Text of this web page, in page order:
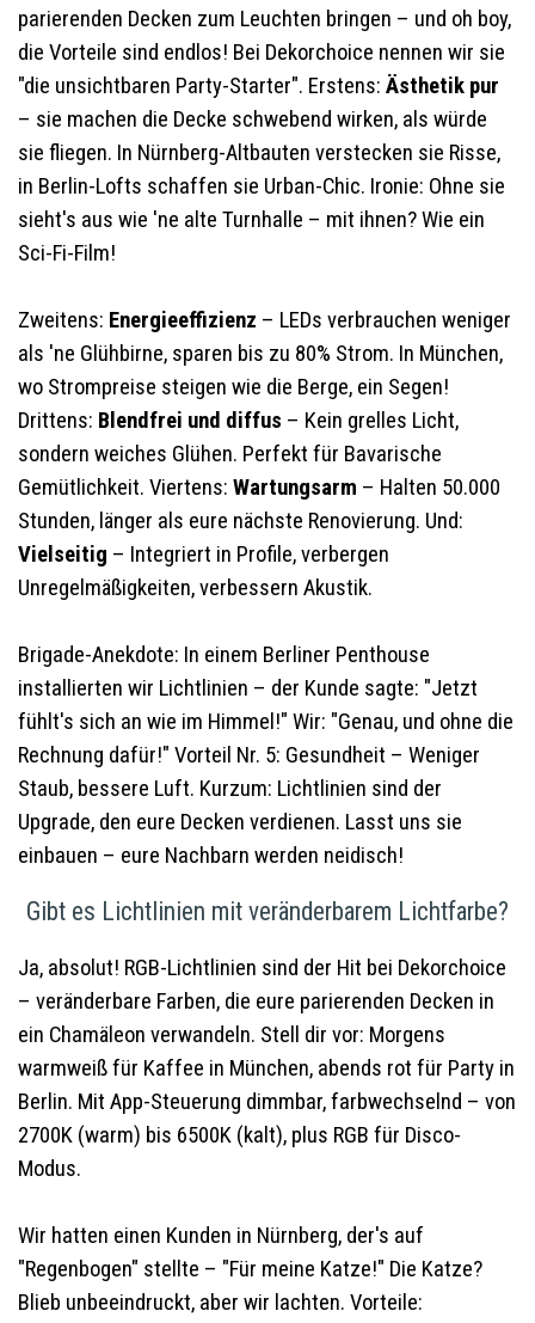
parierenden Decken zum Leuchten bringen – und oh boy,
die Vorteile sind endlos! Bei Dekorchoice nennen wir sie
"die unsichtbaren Party-Starter". Erstens: Ästhetik pur
– sie machen die Decke schwebend wirken, als würde
sie fliegen. In Nürnberg-Altbauten verstecken sie Risse,
in Berlin-Lofts schaffen sie Urban-Chic. Ironie: Ohne sie
sieht's aus wie 'ne alte Turnhalle – mit ihnen? Wie ein
Sci-Fi-Film!
Zweitens: Energieeffizienz – LEDs verbrauchen weniger
als 'ne Glühbirne, sparen bis zu 80% Strom. In München,
wo Strompreise steigen wie die Berge, ein Segen!
Drittens: Blendfrei und diffus – Kein grelles Licht,
sondern weiches Glühen. Perfekt für Bavarische
Gemütlichkeit. Viertens: Wartungsarm – Halten 50.000
Stunden, länger als eure nächste Renovierung. Und:
Vielseitig – Integriert in Profile, verbergen
Unregelmäßigkeiten, verbessern Akustik.
Brigade-Anekdote: In einem Berliner Penthouse
installierten wir Lichtlinien – der Kunde sagte: "Jetzt
fühlt's sich an wie im Himmel!" Wir: "Genau, und ohne die
Rechnung dafür!" Vorteil Nr. 5: Gesundheit – Weniger
Staub, bessere Luft. Kurzum: Lichtlinien sind der
Upgrade, den eure Decken verdienen. Lasst uns sie
einbauen – eure Nachbarn werden neidisch!
Gibt es Lichtlinien mit veränderbarem Lichtfarbe?
Ja, absolut! RGB-Lichtlinien sind der Hit bei Dekorchoice
– veränderbare Farben, die eure parierenden Decken in
ein Chamäleon verwandeln. Stell dir vor: Morgens
warmweiß für Kaffee in München, abends rot für Party in
Berlin. Mit App-Steuerung dimmbar, farbwechselnd – von
2700K (warm) bis 6500K (kalt), plus RGB für Disco-
Modus.
Wir hatten einen Kunden in Nürnberg, der's auf
"Regenbogen" stellte – "Für meine Katze!" Die Katze?
Blieb unbeeindruckt, aber wir lachten. Vorteile: